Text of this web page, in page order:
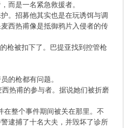
而是一名紧急救援者。
。招募他其实也是在玩诱饵与调
西热甫像是抵御鸦片入侵者的传
枪被扣下了。巴提亚找到控管枪
的枪都有问题。
热甫的参与者。据说她们被折磨
在整个事件期间被关在那里。不
逮捕了十名大夫，并毁坏了诊所